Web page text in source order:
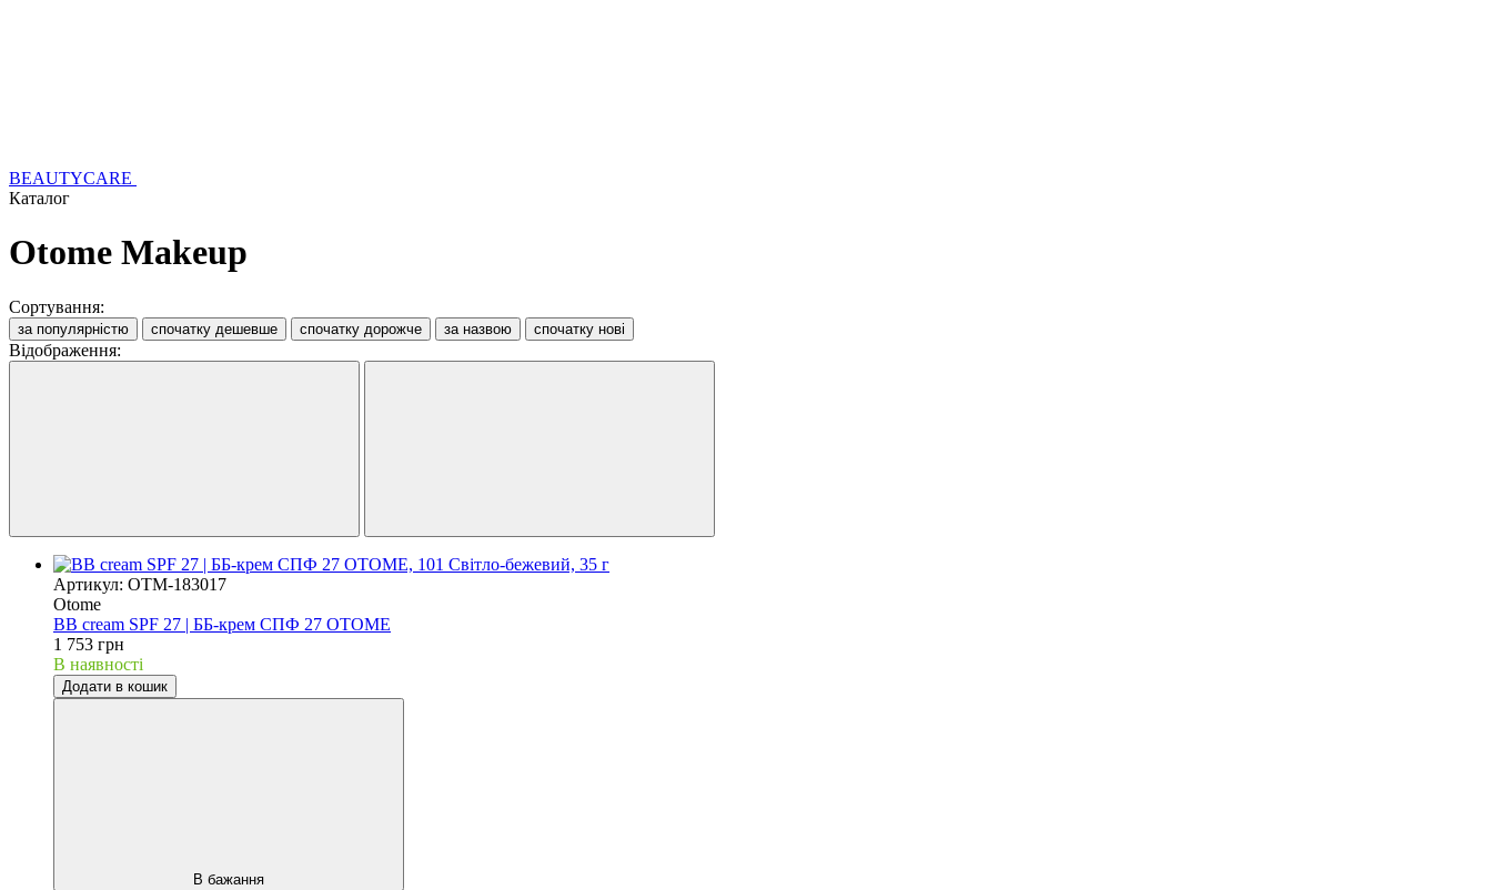
BEAUTYCARE
Каталог
Otome Makeup
Сортування:
за популярністю спочатку дешевше спочатку дорожче за назвою спочатку нові
Відображення:
Артикул: OTM-183017
Otome
BB cream SPF 27 | ББ-крем СПФ 27 OTOME
1 753 грн
В наявності
Додати в кошик
В бажання